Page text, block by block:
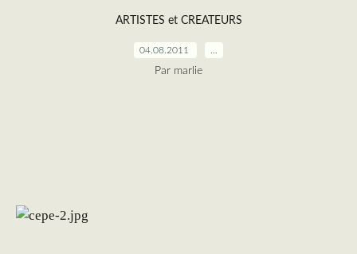
ARTISTES et CREATEURS
04.08.2011
Par marlie